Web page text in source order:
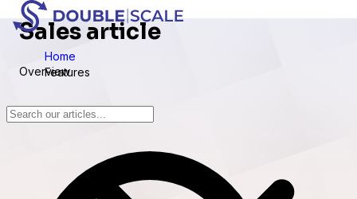
Home
Features
Sales article
Overview